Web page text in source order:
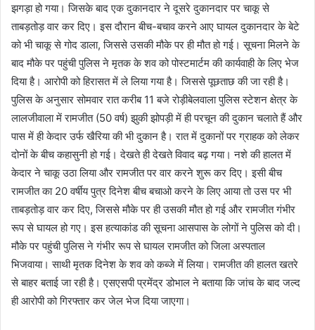
झगड़ा हो गया। जिसके बाद एक दुकानदार ने दूसरे दुकानदार पर चाकू से
ताबड़तोड़ वार कर दिए। इस दौरान बीच-बचाव करने आए घायल दुकानदार के बेटे
को भी चाकू से गोद डाला, जिससे उसकी मौके पर ही मौत हो गई। सूचना मिलने के
बाद मौके पर पहुंची पुलिस ने मृतक के शव को पोस्टमार्टम की कार्यवाही के लिए भेज
दिया है। आरोपी को हिरासत में ले लिया गया है। जिससे पूछताछ की जा रही है।
पुलिस के अनुसार सोमवार रात करीब 11 बजे रोड़ीबेलवाला पुलिस स्टेशन क्षेत्र के
लालजीवाला में रामजीत (50 वर्ष) झुकी झोपड़ी में ही परचून की दुकान चलाते हैं और
पास में ही केदार उर्फ खैरिया की भी दुकान है। रात में दुकानों पर ग्राहक को लेकर
दोनों के बीच कहासुनी हो गई। देखते ही देखते विवाद बढ़ गया। नशे की हालत में
केदार ने चाकू उठा लिया और रामजीत पर वार करने शुरू कर दिए। इसी बीच
रामजीत का 20 वर्षीय पुत्र दिनेश बीच बचाओ करने के लिए आया तो उस पर भी
ताबड़तोड़ वार कर दिए, जिससे मौके पर ही उसकी मौत हो गई और रामजीत गंभीर
रूप से घायल हो गए। इस हत्याकांड की सूचना आसपास के लोगों ने पुलिस को दी।
मौके पर पहुंची पुलिस ने गंभीर रूप से घायल रामजीत को जिला अस्पताल
भिजवाया। साथी मृतक दिनेश के शव को कब्जे में लिया। रामजीत की हालत खतरे
से बाहर बताई जा रही है। एसएसपी प्रमेंद्र डोभाल ने बताया कि जांच के बाद जल्द
ही आरोपी को गिरफ्तार कर जेल भेज दिया जाएगा।